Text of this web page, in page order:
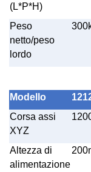
(L*P*H)
Peso
netto/peso
lordo
Modello
Corsa assi
XYZ
Altezza di
alimentazione